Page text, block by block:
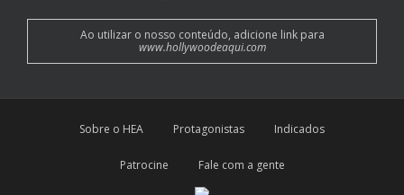
Ao utilizar o nosso conteúdo, adicione link para
www.hollywoodeaqui.com
Sobre o HEA Protagonistas Indicados
Patrocine Fale com a gente